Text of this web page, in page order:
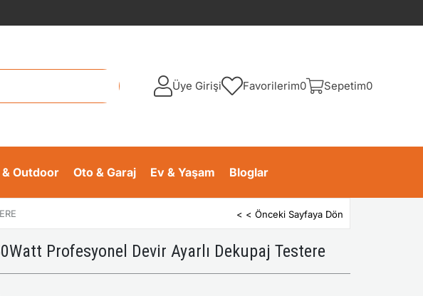
Üye Girişi Favorilerim0 Sepetim0
& Outdoor Oto & Garaj Ev & Yaşam Bloglar
< < Önceki Sayfaya Dön
Profesyonel Devir Ayarlı Dekupaj Testere